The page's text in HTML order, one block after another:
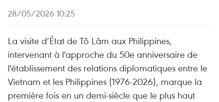
28/05/2026 10:25
La visite d’État de Tô Lâm aux Philippines,
intervenant à l'approche du 50e anniversaire de
l'établissement des relations diplomatiques entre le
Vietnam et les Philippines (1976-2026), marque la
première fois en un demi-siècle que le plus haut